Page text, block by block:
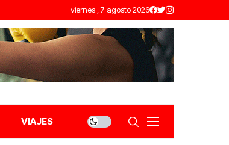
viernes , 7 agosto 2026
VIAJES